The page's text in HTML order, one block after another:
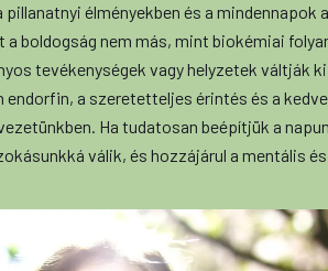
pillanatnyi élményekben és a
a boldogság nem más, mint biokémiai
tevékenységek vagy helyzetek váltják
endorfin, a szeretetteljes érintés és a
Ha tudatosan beépítjük a
válik, és hozzájárul a mentális